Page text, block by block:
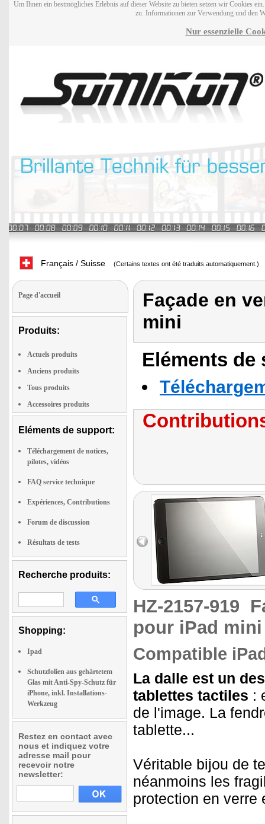
Um Ihnen ein bestmögliches Erlebnis auf dieser Website zu bieten setzen wir Cookies
zu. Informationen zur Verwendung und den
Nur essenzielle
Français / Suisse (Certains textes ont été traduits automatiquement.)
Page d'accueil
Produits:
Actuels produits
Anciens produits
Tous produits
Accessoires produits
Eléments de support:
Téléchargement de notices,
pilotes, vidéos
FAQ service technique
Expériences, Contributions
Forum de discussion
Résultats de tests
Recherche produits:
Shopping:
Ipad
Schutzfolien aus gehärtetem
Glas mit Anti-Spy-Schutz für
iPhone, inkl. Installations-
Werkzeug
Restez en contact avec
nous et indiquez votre
adresse mail pour
recevoir notre
newsletter:
Façade en
mini
Eléments
HZ-2157-919
pour iPad mini
Compatible
La dalle est un
tablettes tactiles :
de l'image. La
tablette...
Véritable bijou de
néanmoins les
protection en verre